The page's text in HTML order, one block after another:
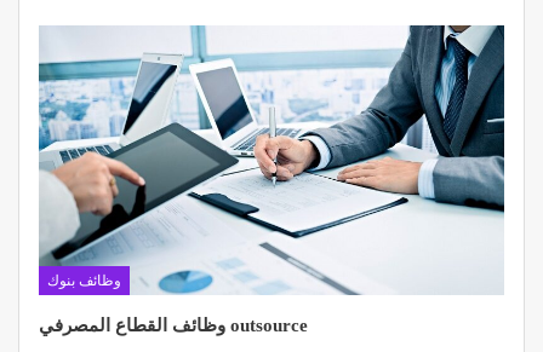
وظائف بنوك
وظائف القطاع المصرفي outsource